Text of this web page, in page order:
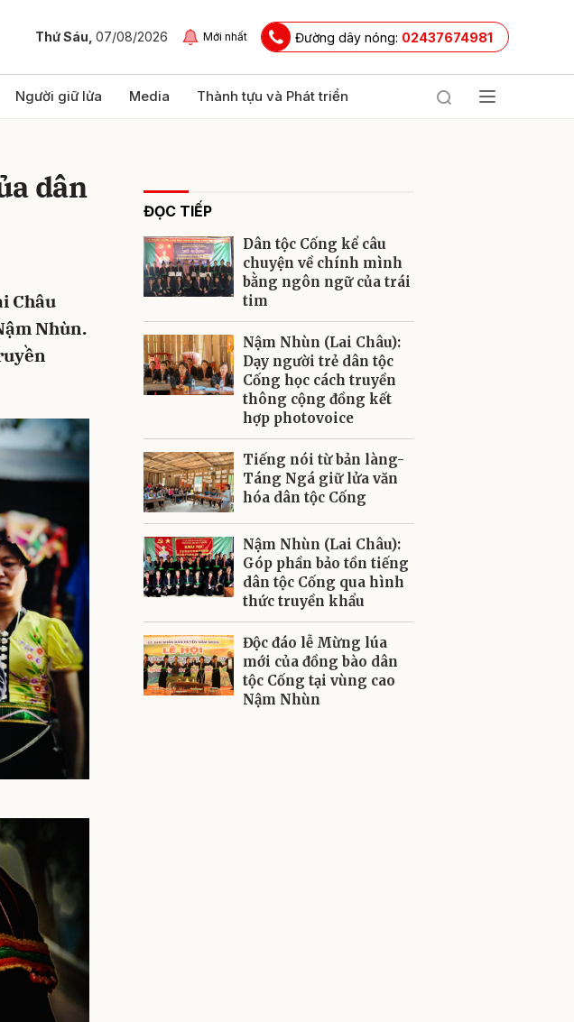
Thứ Sáu, 07/08/2026 Mới nhất Đường dây nóng: 02437674981
Người giữ lửa Media Thành tựu và Phát triển
dân
Châu
Nhùn.
ĐỌC TIẾP
Dân tộc Cống kể câu
chuyện về chính mình
bằng ngôn ngữ của trái
tim
Nậm Nhùn (Lai Châu):
Dạy người trẻ dân tộc
Cống học cách truyền
thông cộng đồng kết
hợp photovoice
Tiếng nói từ bản làng-
Táng Ngá giữ lửa văn
hóa dân tộc Cống
Nậm Nhùn (Lai Châu):
Góp phần bảo tồn tiếng
dân tộc Cống qua hình
thức truyền khẩu
Độc đáo lễ Mừng lúa
mới của đồng bào dân
tộc Cống tại vùng cao
Nậm Nhùn
Gửi